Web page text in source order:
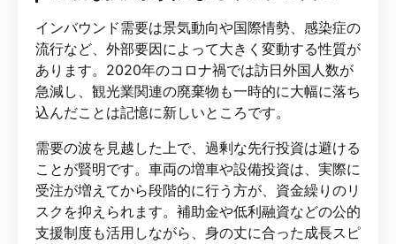
インバウンド需要は景気動向や国際情勢、感染症の
流行など、外部要因によって大きく変動する性質が
あります。2020年のコロナ禍では訪日外国人数が
急減し、観光業関連の廃棄物も一時的に大幅に落ち
込んだことは記憶に新しいところです。
需要の波を見越した上で、過剰な先行投資は避ける
ことが賢明です。車両の増車や設備投資は、実際に
受注が増えてから段階的に行う方が、資金繰りのリ
スクを抑えられます。補助金や低利融資などの公的
支援制度も活用しながら、身の丈に合った成長スピ